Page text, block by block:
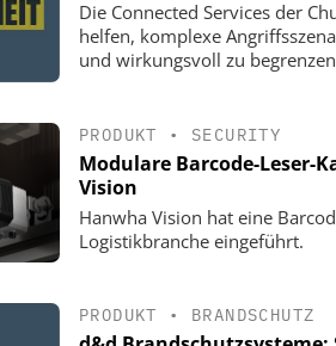
Die Connected Services der
helfen, komplexe
und wirkungsvoll zu
PRODUKT • SECURITY
Modulare Barcode-Leser-
Vision
Hanwha Vision hat eine
Logistikbranche eingeführt.
PRODUKT • BRANDSCHUTZ